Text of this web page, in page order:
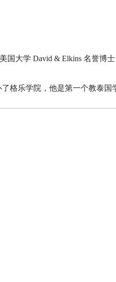
大学 David & Elkins 名誉博
格乐学院，他是第一个教泰国